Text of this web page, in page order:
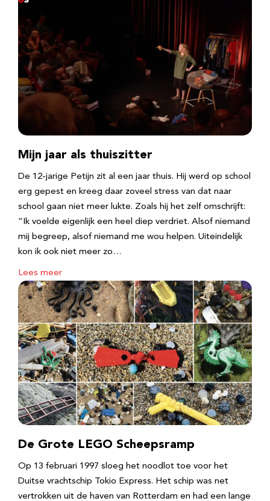
Mijn jaar als thuiszitter
De 12-jarige Petijn zit al een jaar thuis. Hij werd op school
erg gepest en kreeg daar zoveel stress van dat naar
school gaan niet meer lukte. Zoals hij het zelf omschrijft:
“Ik voelde eigenlijk een heel diep verdriet. Alsof niemand
mij begreep, alsof niemand me wou helpen. Uiteindelijk
kon ik ook niet meer zo…
Lees meer
De Grote LEGO Scheepsramp
Op 13 februari 1997 sloeg het noodlot toe voor het
Duitse vrachtschip Tokio Express. Het schip was net
vertrokken uit de haven van Rotterdam en had een lange